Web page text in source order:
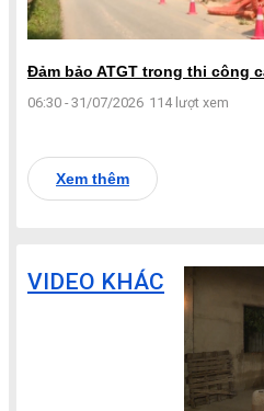
Đảm bảo ATGT trong thi công
06:30 - 31/07/2026 114 lượt xem
Xem thêm
VIDEO KHÁC